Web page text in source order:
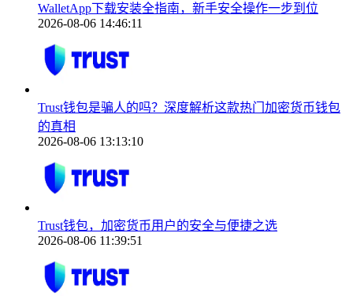
WalletApp下载安装全指南，新手安全操作一步到位
2026-08-06 14:46:11
Trust钱包是骗人的吗？深度解析这款热门加密货币钱包
的真相
2026-08-06 13:13:10
Trust钱包，加密货币用户的安全与便捷之选
2026-08-06 11:39:51